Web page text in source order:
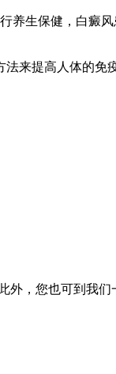
养生保健，白癜
来提高人体的免
外，您也可到我